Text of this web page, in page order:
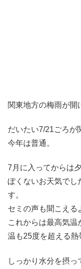
関東地方の梅雨が開
だいたい7/21ごろが
今年は普通。
7月に入ってからは
ぽくないお天気でし
す。
セミの声も聞こえる
これからは最高気
温も25度を超える熱
しっかり水分を摂